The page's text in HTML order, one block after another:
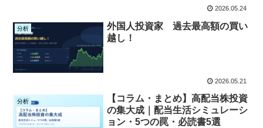
2026.05.24
分析
外国人投資家 過去最高額の買い
越し！
2026.05.21
分析
【コラム・まとめ】高配当株投資
の集大成｜配当生活シミュレーシ
ョン・5つの罠・必読書5選